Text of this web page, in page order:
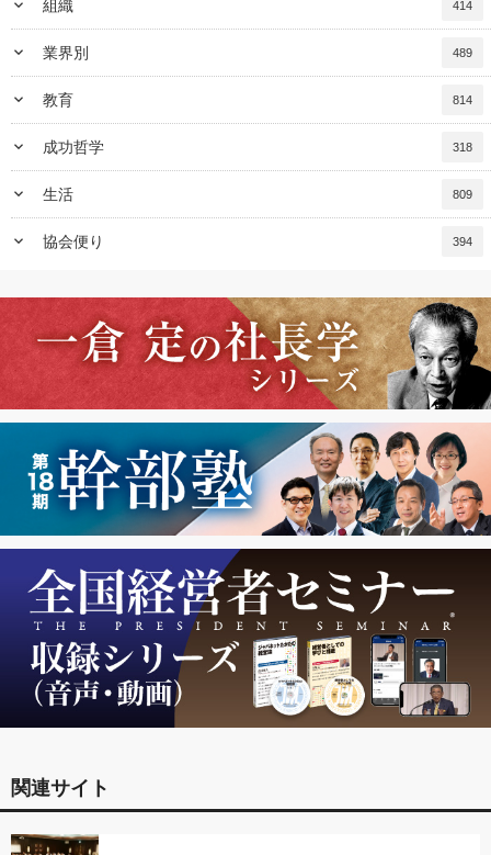
keyboard_arrow_down 組織 414
keyboard_arrow_down 業界別 489
keyboard_arrow_down 教育 814
keyboard_arrow_down 成功哲学 318
keyboard_arrow_down 生活 809
keyboard_arrow_down 協会便り 394
関連サイト